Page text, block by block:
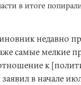
в итоге
недавно
самые мелкие
к
в начале